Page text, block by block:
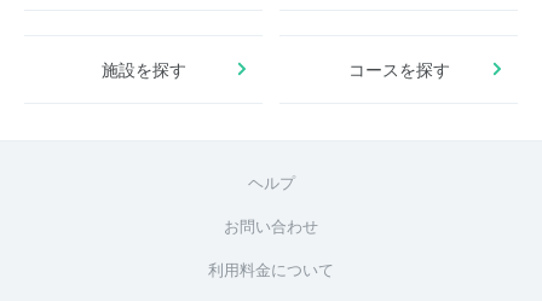
施設を探す コースを探す
ヘルプ
お問い合わせ
利用料金について